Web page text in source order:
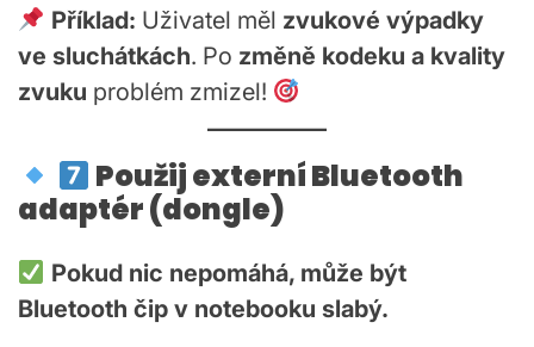
Příklad: Uživatel měl zvukové výpadky
ve sluchátkách. Po změně kodeku a kvality
zvuku problém zmizel!
Použij externí Bluetooth
adaptér (dongle)
Pokud nic nepomáhá, může být
Bluetooth čip v notebooku slabý.